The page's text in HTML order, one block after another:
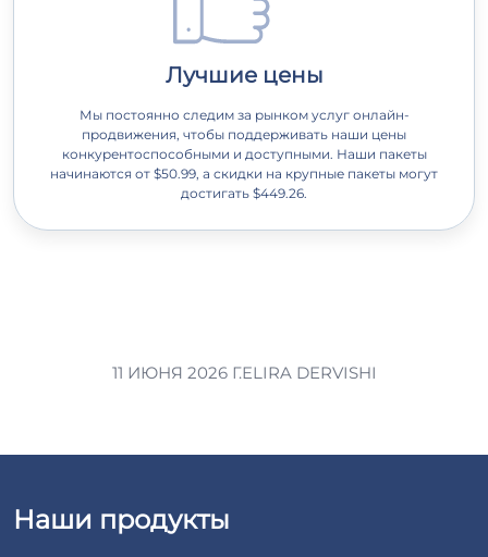
Лучшие цены
Мы постоянно следим за рынком услуг онлайн-
продвижения, чтобы поддерживать наши цены
конкурентоспособными и доступными. Наши пакеты
начинаются от $50.99, а скидки на крупные пакеты могут
достигать $449.26.
11 ИЮНЯ 2026 Г.ELIRA DERVISHI
Наши продукты